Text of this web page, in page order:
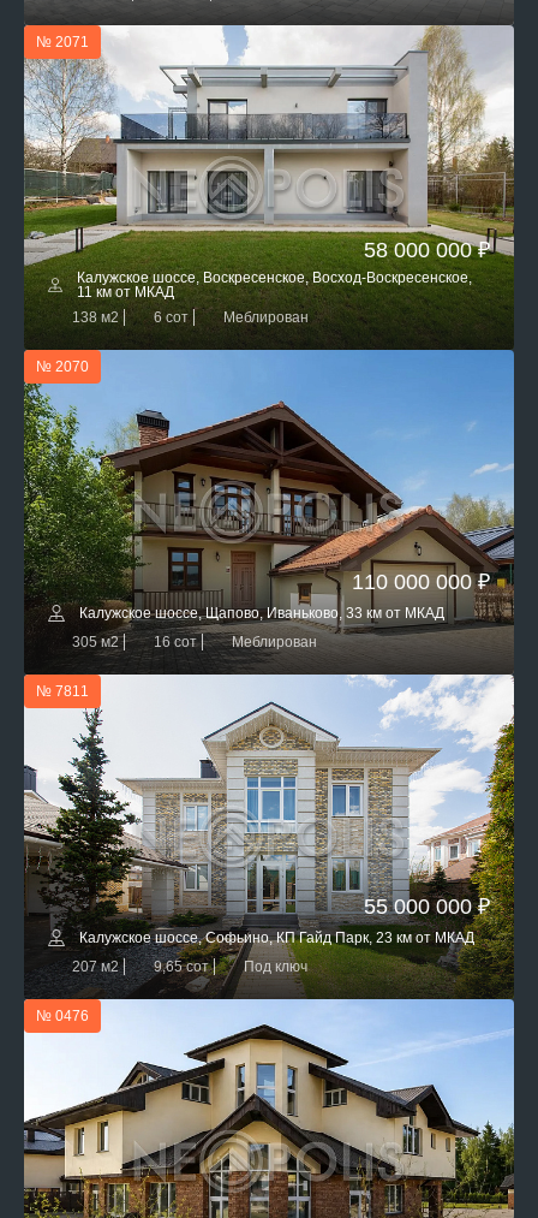
№ 2071
58 000 000 ₽
Калужское шоссе, Воскресенское, Восход-Воскресенское,
11 км от МКАД
138 м2
6 сот Меблирован
№ 2070
110 000 000 ₽
Калужское шоссе, Щапово, Иваньково, 33 км от МКАД
305 м2
16 сот Меблирован
№ 7811
55 000 000 ₽
Калужское шоссе, Софьино, КП Гайд Парк, 23 км от МКАД
207 м2
9,65 сот Под ключ
№ 0476